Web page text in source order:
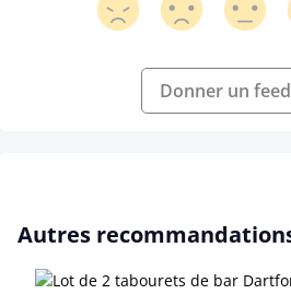
Donner un
Ignorer la galerie de produits
Autres